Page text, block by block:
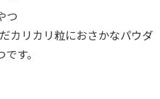
つ
カリカリ粒におさかなパウダ
す。